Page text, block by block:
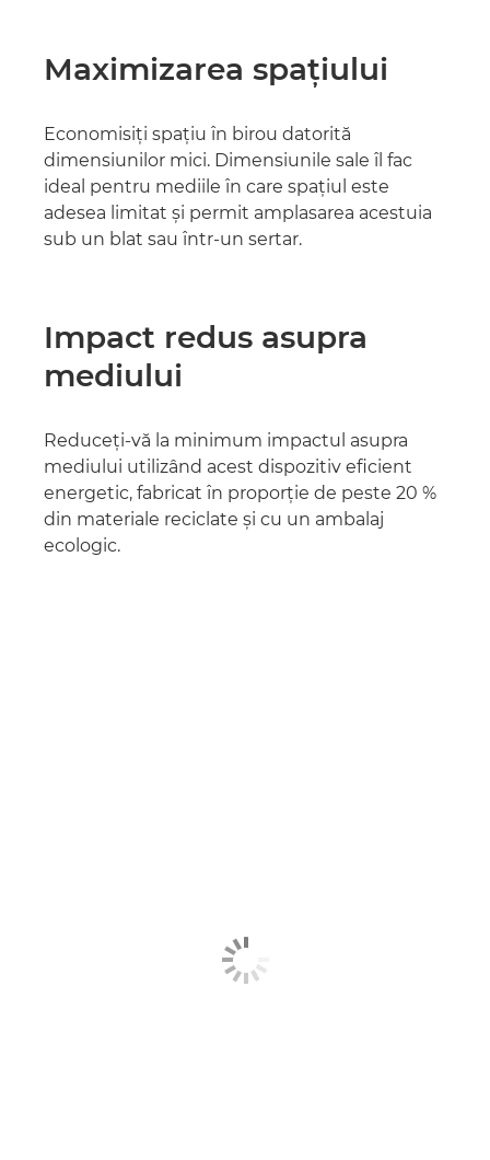
Maximizarea spaţiului
Economisiţi spaţiu în birou datorită
dimensiunilor mici. Dimensiunile sale îl fac
ideal pentru mediile în care spaţiul este
adesea limitat şi permit amplasarea acestuia
sub un blat sau într-un sertar.
Impact redus asupra
mediului
Reduceţi-vă la minimum impactul asupra
mediului utilizând acest dispozitiv eficient
energetic, fabricat în proporţie de peste 20 %
din materiale reciclate şi cu un ambalaj
ecologic.